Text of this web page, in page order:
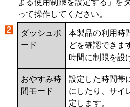
って操作してください。
ダッシュボ
ード
本製品の利用時
どを確認できま
時間に制限を設
おやすみ時
間モード
設定した時間帯
にしたり、サイ
定します。